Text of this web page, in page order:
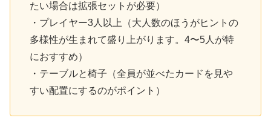
たい場合は拡張セットが必要）
・プレイヤー3人以上（大人数のほうがヒントの
多様性が生まれて盛り上がります。4〜5人が特
におすすめ）
・テーブルと椅子（全員が並べたカードを見や
すい配置にするのがポイント）